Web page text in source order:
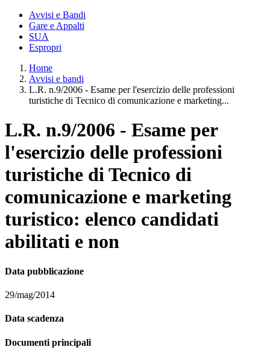
Avvisi e Bandi
Gare e Appalti
SUA
Espropri
Home
Avvisi e bandi
L.R. n.9/2006 - Esame per l'esercizio delle professioni
turistiche di Tecnico di comunicazione e marketing...
L.R. n.9/2006 - Esame per
l'esercizio delle professioni
turistiche di Tecnico di
comunicazione e marketing
turistico: elenco candidati
abilitati e non
Data pubblicazione
29/mag/2014
Data scadenza
Documenti principali